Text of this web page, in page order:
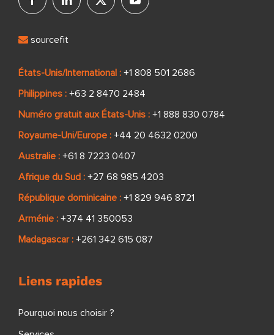
sourcefit
États-Unis/International : +1 808 501 2686
Philippines : +63 2 8470 2484
Numéro gratuit aux États-Unis : +1 888 830 0784
Royaume-Uni/Europe : +44 20 4632 0200
Australie : +61 8 7223 0407
Afrique du Sud : +27 68 985 4203
République dominicaine : +1 829 946 8721
Arménie : +374 41 350053
Madagascar : +261 342 615 087
Liens rapides
Pourquoi nous choisir ?